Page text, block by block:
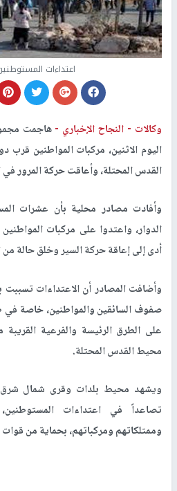
اعتداءات
وكالات - النجاح الإخباري -هاجمت
اليوم الاثنين، مركبات المواطنين
القدس المحتلة، وأعاقت حركة المرور في
وأفادت مصادر محلية بأن عشرات
الدوار، واعتدوا على مركبات
أدى إلى إعاقة حركة السير وخلق حالة من
وأضافت المصادر أن الاعتداءات تسببت
صفوف السائقين والمواطنين، خاصة
على الطرق الرئيسة والفرعية
محيط القدس المحتلة.
ويشهد محيط بلدات وقرى شمال شرق
تصاعداً في اعتداءات
وممتلكاتهم ومركباتهم، بحماية من قوات